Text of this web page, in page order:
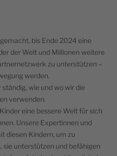
bis Ende 2024 eine
der Welt und Millionen weitere
zu unterstützen –
werden.
wie und wo wir die
verwenden.
eine bessere Welt für sich
Unsere Expertinnen und
diesen Kindern, um zu
sie unterstützen und befähigen